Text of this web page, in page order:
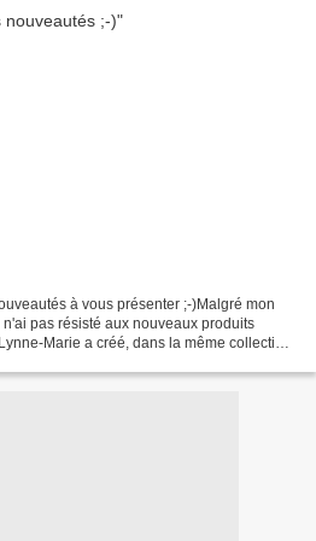
à vous présenter ;-)Malgré mon
pas résisté aux nouveaux produits
Marie a créé, dans la même collection